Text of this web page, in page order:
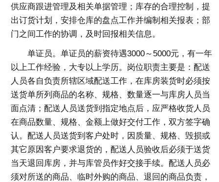
供应商跟进管理及相关单据管理；库存的合理控制，提
出订货计划，安排仓库的盘点工作并编制相关报表；部
门之间工作的协调，及时回报相关信息。
单证员。单证员的薪资待遇3000～5000元，有一年
以上工作经验，大专以上学历。岗位职责主要是：配送
人员各自负责所辖区域配送工作，在库房装货时必须按
送货单所列商品的名称、规格、数量逐一与库房人员当
面点清；配送人员送货到指定地点后，应严格收货人员
在商品数量、规格、金额上做好交付工作，双方签字确
认。配送人员送货到客户处时，因质量、规格、毁损或
其它原因客户要求退货的，配送人员验收后必须于送货
当天退回库房，并与库管员作好交接手续。配送人员必
须对所送的商品、临时外购的商品、退回的商品负责，